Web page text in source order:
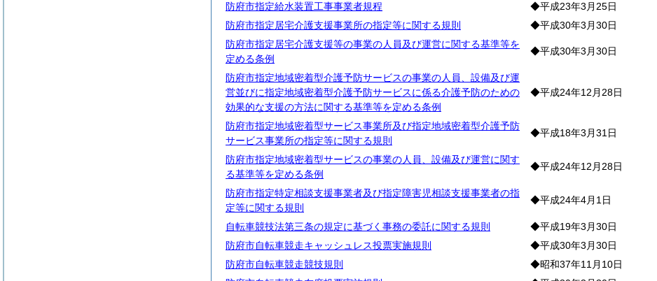
防府市指定給水装置工事事業者規程 ◆平成23年3月25日
防府市指定居宅介護支援事業所の指定等に関する規則
◆平成30年3月30日
防府市指定居宅介護支援等の事業の人員及び運営に関する基準等を
定める条例
◆平成30年3月30日
防府市指定地域密着型介護予防サービスの事業の人員、設備及び運
営並びに指定地域密着型介護予防サービスに係る介護予防のための
効果的な支援の方法に関する基準等を定める条例
◆平成24年12月28日
防府市指定地域密着型サービス事業所及び指定地域密着型介護予防
サービス事業所の指定等に関する規則
◆平成18年3月31日
防府市指定地域密着型サービスの事業の人員、設備及び運営に関す
る基準等を定める条例
◆平成24年12月28日
防府市指定特定相談支援事業者及び指定障害児相談支援事業者の指
定等に関する規則
◆平成24年4月1日
自転車競技法第三条の規定に基づく事務の委託に関する規則 ◆平成19年3月30日
防府市自転車競走キャッシュレス投票実施規則
◆平成30年3月30日
防府市自転車競走競技規則
◆昭和37年11月10日